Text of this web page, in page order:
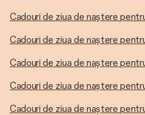
Cadouri de ziua de naștere
Cadouri de ziua de naștere
Cadouri de ziua de naștere
Cadouri de ziua de naștere
Cadouri de ziua de naștere